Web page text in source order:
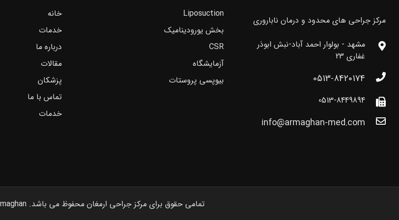
مرکز جراحی های محدود و درمان ناباروری
مشهد - بولوار احمد آباد-نبش ابوذر
غفاری 23
0513-8420174
0513-8449894
info@armaghan-med.com
Liposuction
بخش یورودینامیک
CSR
آزمایشگاه
بیوپسی پروستات
خانه
خدمات
درباره ما
مقالات
پزشکان
تماس با ما
خدمات
تمامی حقوق برای مرکز جراحی ارمغان محفوظ می باشد. Copyright 2024 Armaghan©